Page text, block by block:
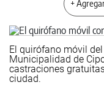
+
El quirófano móvil
Municipalidad de
castraciones
ciudad.